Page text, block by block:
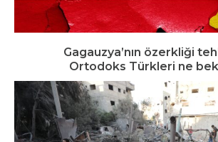
Gagauzya’nın özerkliği
Ortodoks Türkleri ne